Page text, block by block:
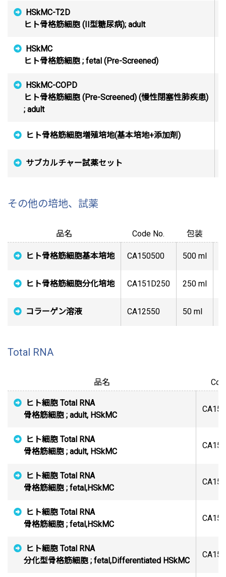
HSkMC-T2D
ヒト骨格筋細胞 (II型糖尿病); adult
HSkMC
ヒト骨格筋細胞 ; fetal (Pre-Screened)
HSkMC-COPD
ヒト骨格筋細胞 (Pre-Screened) (慢性閉塞性肺疾患)
; adult
ヒト骨格筋細胞増殖培地(基本培地+添加剤)
サブカルチャー試薬セット
その他の培地、試薬
品名 Code No. 包装
ヒト骨格筋細胞基本培地 CA150500 500 ml
ヒト骨格筋細胞分化培地 CA151D250 250 ml
コラーゲン溶液 CA12550 50 ml
Total RNA
品名
ヒト細胞 Total RNA
骨格筋細胞 ; adult, HSkMC
ヒト細胞 Total RNA
骨格筋細胞 ; adult, HSkMC
ヒト細胞 Total RNA
骨格筋細胞 ; fetal,HSkMC
ヒト細胞 Total RNA
骨格筋細胞 ; fetal,HSkMC
ヒト細胞 Total RNA
分化型骨格筋細胞 ; fetal,Differentiated HSkMC